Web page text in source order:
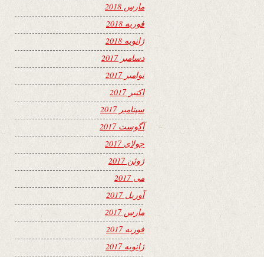
مارس 2018
فوریه 2018
ژانویه 2018
دسامبر 2017
نوامبر 2017
اکتبر 2017
سپتامبر 2017
آگوست 2017
جولای 2017
ژوئن 2017
می 2017
آوریل 2017
مارس 2017
فوریه 2017
ژانویه 2017